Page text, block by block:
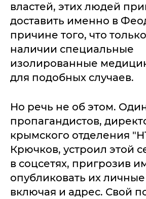
властей, этих людей
доставить именно в
причине того, что
наличии специальные
изолированные
для подобных случаев.
Но речь не об этом.
пропагандистов,
крымского отделения
Крючков, устроил этой
в соцсетях, пригрозив
опубликовать их
включая и адрес. Свой